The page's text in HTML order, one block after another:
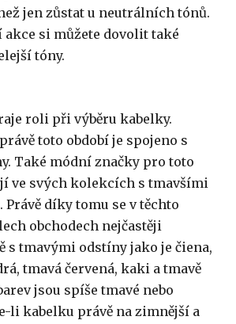
jen zůstat u neutrálních tónů.
akce si můžete dovolit také
tóny.
roli při výběru kabelky.
toto období je spojeno s
Také módní značky pro toto
ve svých kolekcích s tmavšími
díky tomu se v těchto
obchodech nejčastěji
s tmavými odstíny jako je čiena,
tmavá červená, kaki a tmavě
jsou spíše tmavé nebo
li kabelku právě na zimnější a